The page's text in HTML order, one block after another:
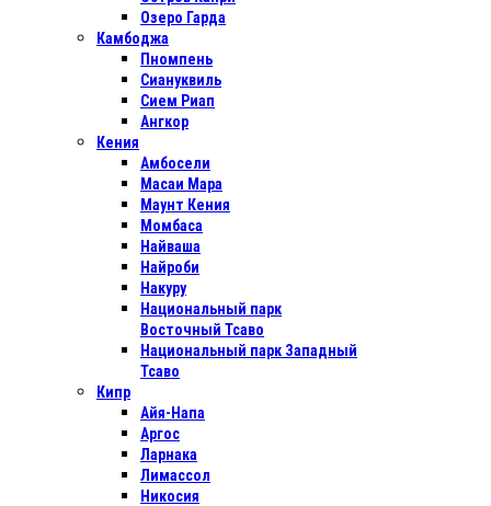
Озеро Гарда
Камбоджа
Пномпень
Сиануквиль
Сием Риап
Ангкор
Кения
Амбосели
Масаи Мара
Маунт Кения
Момбаса
Найваша
Найроби
Накуру
Национальный парк
Восточный Тсаво
Национальный парк Западный
Тсаво
Кипр
Айя-Напа
Аргос
Ларнака
Лимассол
Никосия